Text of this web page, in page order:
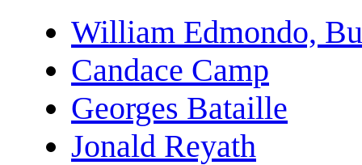
William Edmondo,
Candace Camp
Georges Bataille
Jonald Reyath